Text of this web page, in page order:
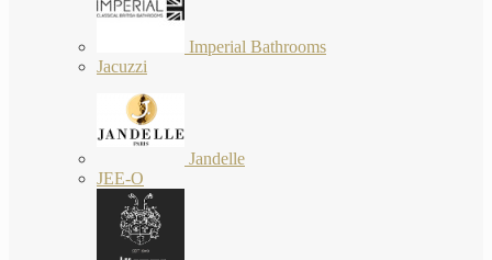
Imperial Bathrooms
Jacuzzi
Jandelle
JEE-O